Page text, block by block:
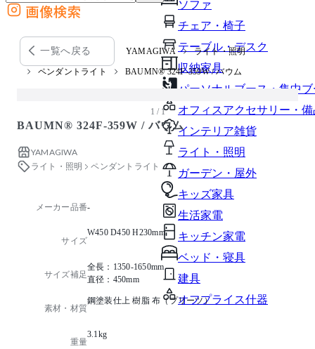
ソファ
チェア・椅子
テーブル・デスク
収納家具
パーソナルブース・集中
オフィスアクセサリー・備
インテリア雑貨
ライト・照明
ガーデン・屋外
キッズ家具
生活家電
キッチン家電
ベッド・寝具
建具
オフプライス什器
外部サイトの商品をカートに追加
他のサイトで見つけた商品ページのURLを貼り付けて、カートに追加できます
画像検索
一覧へ戻る YAMAGIWA ライト・照明
ペンダントライト BAUMN® 324F-359W / バウム
1 / 1
BAUMN® 324F-359W / バウム
YAMAGIWA
ライト・照明
ペンダントライト
メーカー品番-
サイズ
W450 D450 H230mm
サイズ補足
全長：1350-1650mm
直径：450mm
素材・材質
鋼塗装仕上 樹脂 布（プリーツ）
重量
3.1kg